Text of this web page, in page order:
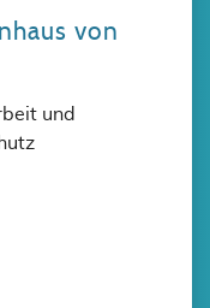
von
und